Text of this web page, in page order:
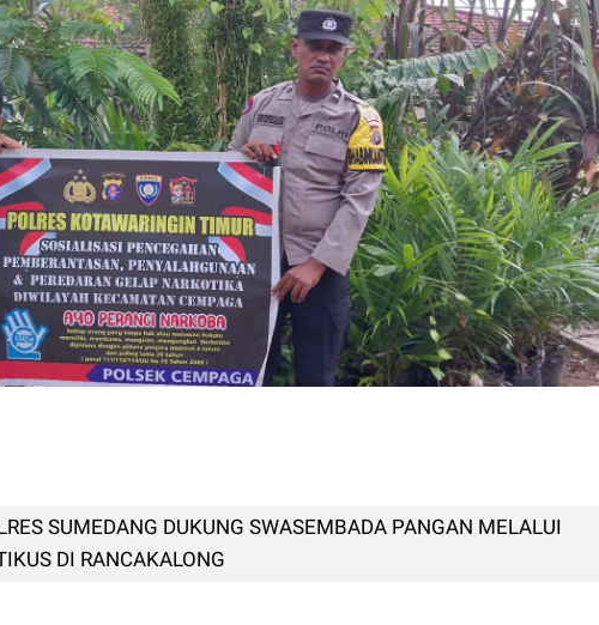
SUMEDANG DUKUNG SWASEMBADA PANGAN MELALUI
DI RANCAKALONG